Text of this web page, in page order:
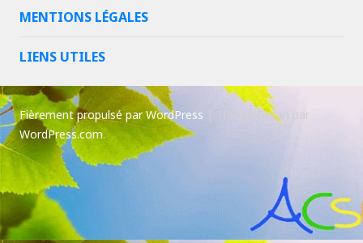
MENTIONS LÉGALES
LIENS UTILES
Fièrement propulsé par WordPress
Thème Goran par
WordPress.com.